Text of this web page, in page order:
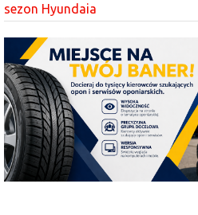
sezon Hyundaia